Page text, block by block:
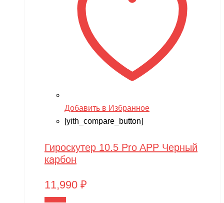
Добавить в Избранное
[yith_compare_button]
Гироскутер 10.5 Pro APP Черный
карбон
11,990 ₽